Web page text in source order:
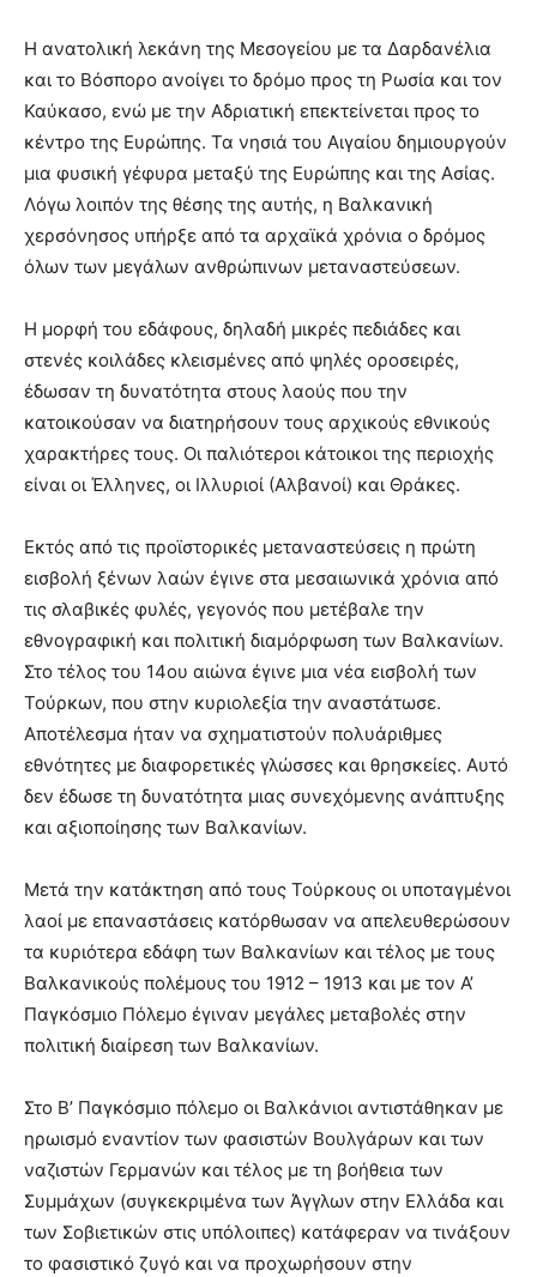
Η ανατολική λεκάνη της Μεσογείου με τα Δαρδανέλια
και το Βόσπορο ανοίγει το δρόμο προς τη Ρωσία και τον
Καύκασο, ενώ με την Αδριατική επεκτείνεται προς το
κέντρο της Ευρώπης. Τα νησιά του Αιγαίου δημιουργούν
μια φυσική γέφυρα μεταξύ της Ευρώπης και της Ασίας.
Λόγω λοιπόν της θέσης της αυτής, η Βαλκανική
χερσόνησος υπήρξε από τα αρχαϊκά χρόνια ο δρόμος
όλων των μεγάλων ανθρώπινων μεταναστεύσεων.
Η μορφή του εδάφους, δηλαδή μικρές πεδιάδες και
στενές κοιλάδες κλεισμένες από ψηλές οροσειρές,
έδωσαν τη δυνατότητα στους λαούς που την
κατοικούσαν να διατηρήσουν τους αρχικούς εθνικούς
χαρακτήρες τους. Οι παλιότεροι κάτοικοι της περιοχής
είναι οι Έλληνες, οι Ιλλυριοί (Αλβανοί) και Θράκες.
Εκτός από τις προϊστορικές μεταναστεύσεις η πρώτη
εισβολή ξένων λαών έγινε στα μεσαιωνικά χρόνια από
τις σλαβικές φυλές, γεγονός που μετέβαλε την
εθνογραφική και πολιτική διαμόρφωση των Βαλκανίων.
Στο τέλος του 14ου αιώνα έγινε μια νέα εισβολή των
Τούρκων, που στην κυριολεξία την αναστάτωσε.
Αποτέλεσμα ήταν να σχηματιστούν πολυάριθμες
εθνότητες με διαφορετικές γλώσσες και θρησκείες. Αυτό
δεν έδωσε τη δυνατότητα μιας συνεχόμενης ανάπτυξης
και αξιοποίησης των Βαλκανίων.
Μετά την κατάκτηση από τους Τούρκους οι υποταγμένοι
λαοί με επαναστάσεις κατόρθωσαν να απελευθερώσουν
τα κυριότερα εδάφη των Βαλκανίων και τέλος με τους
Βαλκανικούς πολέμους του 1912 – 1913 και με τον Α’
Παγκόσμιο Πόλεμο έγιναν μεγάλες μεταβολές στην
πολιτική διαίρεση των Βαλκανίων.
Στο Β’ Παγκόσμιο πόλεμο οι Βαλκάνιοι αντιστάθηκαν με
ηρωισμό εναντίον των φασιστών Βουλγάρων και των
ναζιστών Γερμανών και τέλος με τη βοήθεια των
Συμμάχων (συγκεκριμένα των Άγγλων στην Ελλάδα και
των Σοβιετικών στις υπόλοιπες) κατάφεραν να τινάξουν
το φασιστικό ζυγό και να προχωρήσουν στην